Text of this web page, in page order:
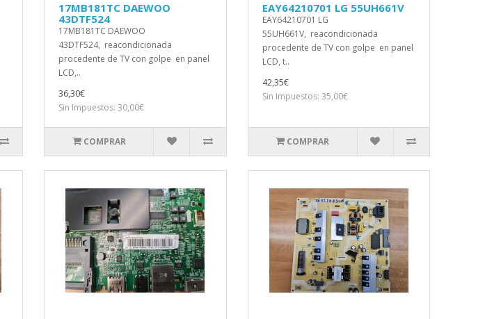
17MB181TC DAEWOO
43DTF524
17MB181TC DAEWOO
43DTF524, reacondicionada
procedente de TV con golpe en panel
LCD,..
36,30€
Sin Impuestos: 30,00€
COMPRAR
EAY64210701 LG 55UH661V
EAY64210701 LG
55UH661V, reacondicionada
procedente de TV con golpe en panel
LCD, t..
42,35€
Sin Impuestos: 35,00€
COMPRAR